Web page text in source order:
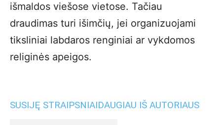
išmaldos viešose vietose. Tačiau
draudimas turi išimčių, jei organizuojami
tiksliniai labdaros renginiai ar vykdomos
religinės apeigos.
SUSIJĘ STRAIPSNIAIDAUGIAU IŠ AUTORIAUS